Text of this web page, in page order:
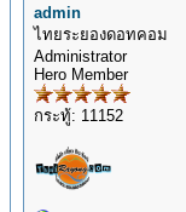
admin
ไทยระยองดอทคอม
Administrator
Hero Member
กระทู้: 11152